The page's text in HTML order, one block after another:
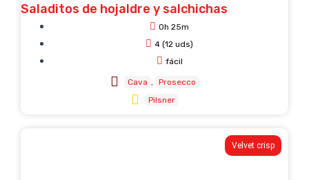
Saladitos de hojaldre y salchichas
0h 25m
4 (12 uds)
fácil
Cava
Prosecco
Pilsner
Velvet crisp